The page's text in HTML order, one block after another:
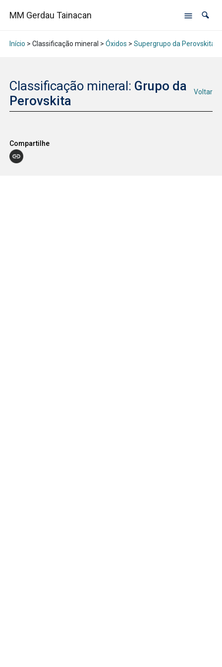
MM Gerdau Tainacan
Início > Classificação mineral > Óxidos > Supergrupo da Perovskita
Classificação mineral: Grupo da
Perovskita
Voltar
Compartilhe